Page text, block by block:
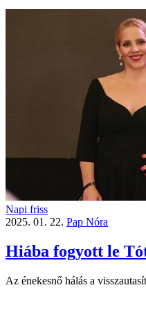
Napi friss
2025. 01. 22. Pap Nóra
Hiába fogyott le
Az énekesnő hálás a